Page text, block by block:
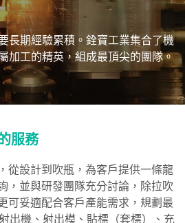
長期經驗累積。銓寶工業集合了機
加工的精英，組成最頂尖的團隊。
服務
從設計到吹瓶，為客戶提供一條龍
，並與研發團隊充分討論，除拉吹
可妥適配合客戶產能需求，規劃最
出機、射出模、貼標（套標）、充